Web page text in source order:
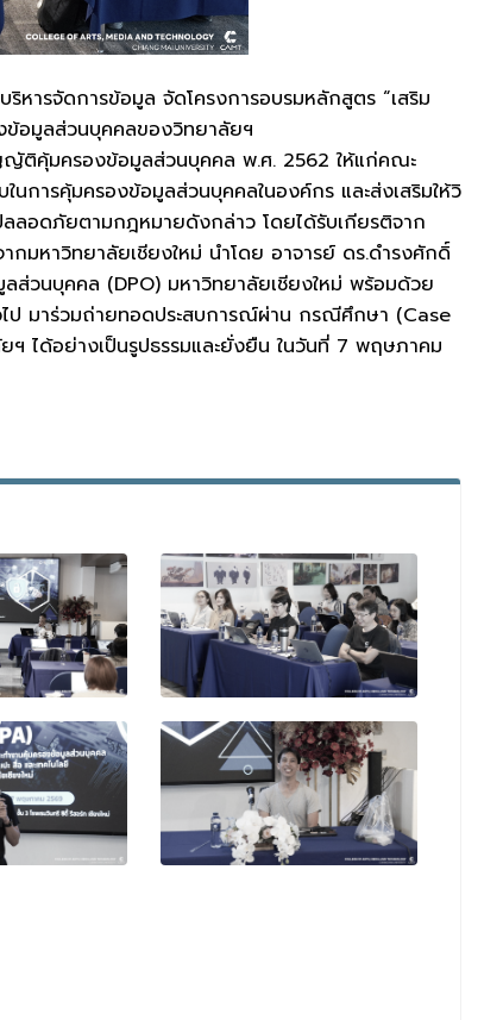
หารจัดการข้อมูล จัดโครงการอบรมหลักสูตร “เสริม
ข้อมูลส่วนบุคคลของวิทยาลัยฯ
ญัติคุ้มครองข้อมูลส่วนบุคคล พ.ศ. 2562 ให้แก่คณะ
การคุ้มครองข้อมูลส่วนบุคคลในองค์กร และส่งเสริมให้วิ
ลลอดภัยตามกฎหมายดังกล่าว โดยได้รับเกียรติจาก
มหาวิทยาลัยเชียงใหม่ นำโดย อาจารย์ ดร.ดำรงศักดิ์
ลส่วนบุคคล (DPO) มหาวิทยาลัยเชียงใหม่ พร้อมด้วย
ป มาร่วมถ่ายทอดประสบการณ์ผ่าน กรณีศึกษา (Case
ฯ ได้อย่างเป็นรูปธรรมและยั่งยืน ในวันที่ 7 พฤษภาคม